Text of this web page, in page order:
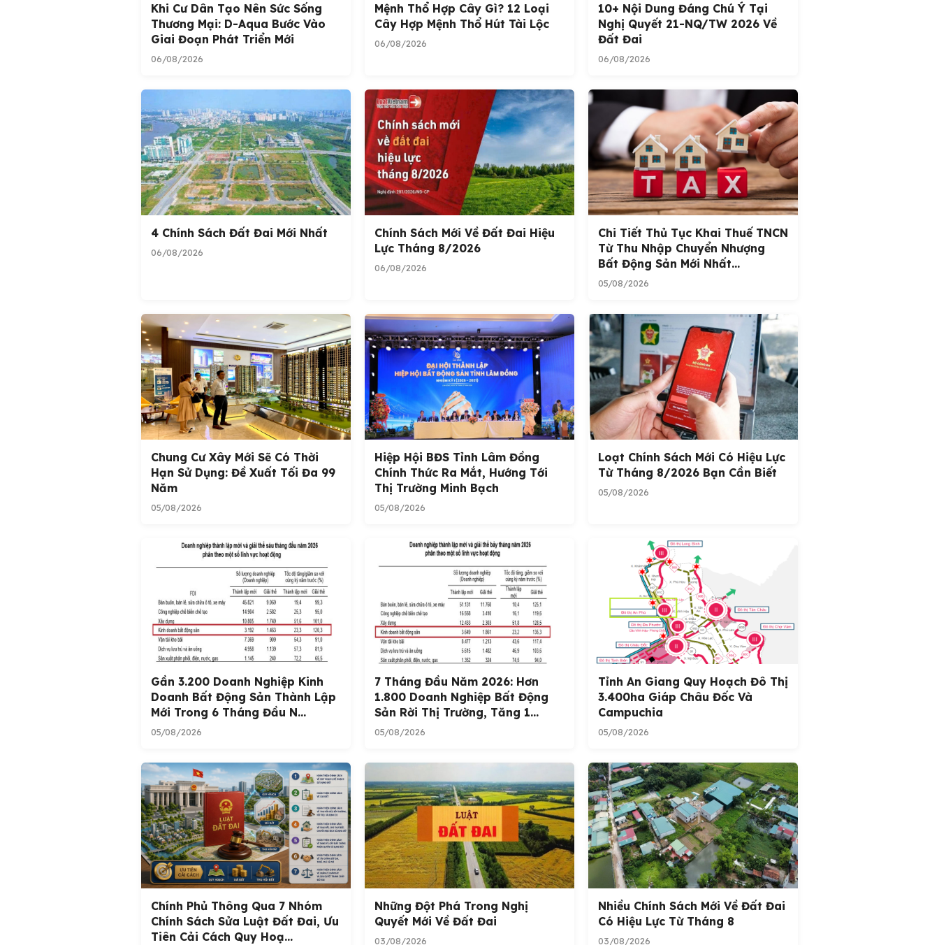
Khi Cư Dân Tạo Nên Sức Sống
Thương Mại: D-Aqua Bước Vào
Giai Đoạn Phát Triển Mới
06/08/2026
Mệnh Thổ Hợp Cây Gì? 12 Loại
Cây Hợp Mệnh Thổ Hút Tài Lộc
06/08/2026
10+ Nội Dung Đáng Chú Ý Tại
Nghị Quyết 21-NQ/TW 2026 Về
Đất Đai
06/08/2026
4 Chính Sách Đất Đai Mới Nhất
06/08/2026
Chính Sách Mới Về Đất Đai Hiệu
Lực Tháng 8/2026
06/08/2026
Chi Tiết Thủ Tục Khai Thuế TNCN
Từ Thu Nhập Chuyển Nhượng
Bất Động Sản Mới Nhất...
05/08/2026
Chung Cư Xây Mới Sẽ Có Thời
Hạn Sử Dụng: Đề Xuất Tối Đa 99
Năm
05/08/2026
Hiệp Hội BĐS Tỉnh Lâm Đồng
Chính Thức Ra Mắt, Hướng Tới
Thị Trường Minh Bạch
05/08/2026
Loạt Chính Sách Mới Có Hiệu Lực
Từ Tháng 8/2026 Bạn Cần Biết
05/08/2026
Gần 3.200 Doanh Nghiệp Kinh
Doanh Bất Động Sản Thành Lập
Mới Trong 6 Tháng Đầu N...
05/08/2026
7 Tháng Đầu Năm 2026: Hơn
1.800 Doanh Nghiệp Bất Động
Sản Rời Thị Trường, Tăng 1...
05/08/2026
Tỉnh An Giang Quy Hoạch Đô Thị
3.400ha Giáp Châu Đốc Và
Campuchia
05/08/2026
Chính Phủ Thông Qua 7 Nhóm
Chính Sách Sửa Luật Đất Đai, Ưu
Tiên Cải Cách Quy Hoạ...
Những Đột Phá Trong Nghị
Quyết Mới Về Đất Đai
03/08/2026
Nhiều Chính Sách Mới Về Đất Đai
Có Hiệu Lực Từ Tháng 8
03/08/2026